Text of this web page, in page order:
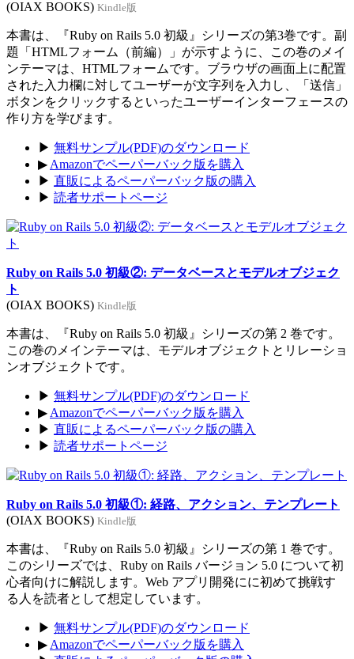
(OIAX BOOKS) Kindle版
本書は、『Ruby on Rails 5.0 初級』シリーズの第3巻です。副
題「HTMLフォーム（前編）」が示すように、この巻のメイ
ンテーマは、HTMLフォームです。ブラウザの画面上に配置
された入力欄に対してユーザーが文字列を入力し、「送信」
ボタンをクリックするといったユーザーインターフェースの
作り方を学びます。
▶ 無料サンプル(PDF)のダウンロード
▶ Amazonでペーパーバック版を購入
▶ 直販によるペーパーバック版の購入
▶ 読者サポートページ
Ruby on Rails 5.0 初級②: データベースとモデルオブジェク
ト
(OIAX BOOKS) Kindle版
本書は、『Ruby on Rails 5.0 初級』シリーズの第 2 巻です。
この巻のメインテーマは、モデルオブジェクトとリレーショ
ンオブジェクトです。
▶ 無料サンプル(PDF)のダウンロード
▶ Amazonでペーパーバック版を購入
▶ 直販によるペーパーバック版の購入
▶ 読者サポートページ
Ruby on Rails 5.0 初級①: 経路、アクション、テンプレート
(OIAX BOOKS) Kindle版
本書は、『Ruby on Rails 5.0 初級』シリーズの第 1 巻です。
このシリーズでは、Ruby on Rails バージョン 5.0 について初
心者向けに解説します。Web アプリ開発にに初めて挑戦す
る人を読者として想定しています。
▶ 無料サンプル(PDF)のダウンロード
▶ Amazonでペーパーバック版を購入